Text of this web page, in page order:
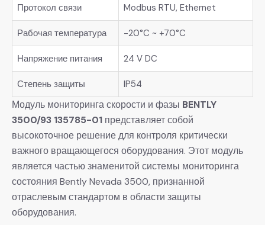
Протокол связи Modbus RTU, Ethernet
Рабочая температура -20°C ~ +70°C
Напряжение питания 24 V DC
Степень защиты IP54
Модуль мониторинга скорости и фазы BENTLY
3500/93 135785-01 представляет собой
высокоточное решение для контроля критически
важного вращающегося оборудования. Этот модуль
является частью знаменитой системы мониторинга
состояния Bently Nevada 3500, признанной
отраслевым стандартом в области защиты
оборудования.